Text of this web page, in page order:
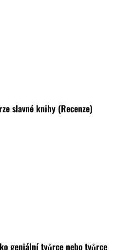
slavné knihy (Recenze)
geniální tvůrce nebo tvůrce